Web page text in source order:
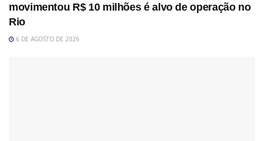
movimentou R$ 10 milhões é alvo de operação no
Rio
6 DE AGOSTO DE 2026